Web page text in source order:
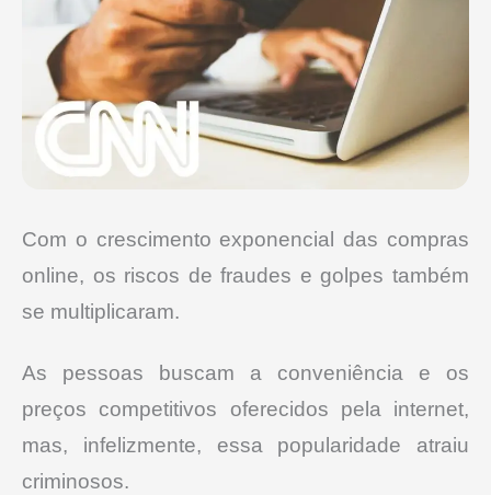
Com o crescimento exponencial das compras
online, os riscos de fraudes e golpes também
se multiplicaram.
As pessoas buscam a conveniência e os
preços competitivos oferecidos pela internet,
mas, infelizmente, essa popularidade atraiu
criminosos.